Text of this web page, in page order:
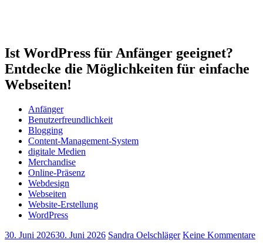
Ist WordPress für Anfänger geeignet?
Entdecke die Möglichkeiten für einfache
Webseiten!
Anfänger
Benutzerfreundlichkeit
Blogging
Content-Management-System
digitale Medien
Merchandise
Online-Präsenz
Webdesign
Webseiten
Website-Erstellung
WordPress
30. Juni 202630. Juni 2026 Sandra Oelschläger Keine Kommentare